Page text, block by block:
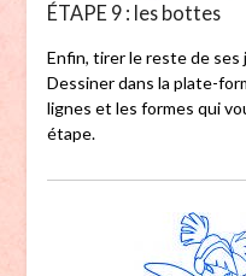
ÉTAPE 9 : les bottes
Enfin, tirer le reste de ses
Dessiner dans la plate-
lignes et les formes qui
étape.